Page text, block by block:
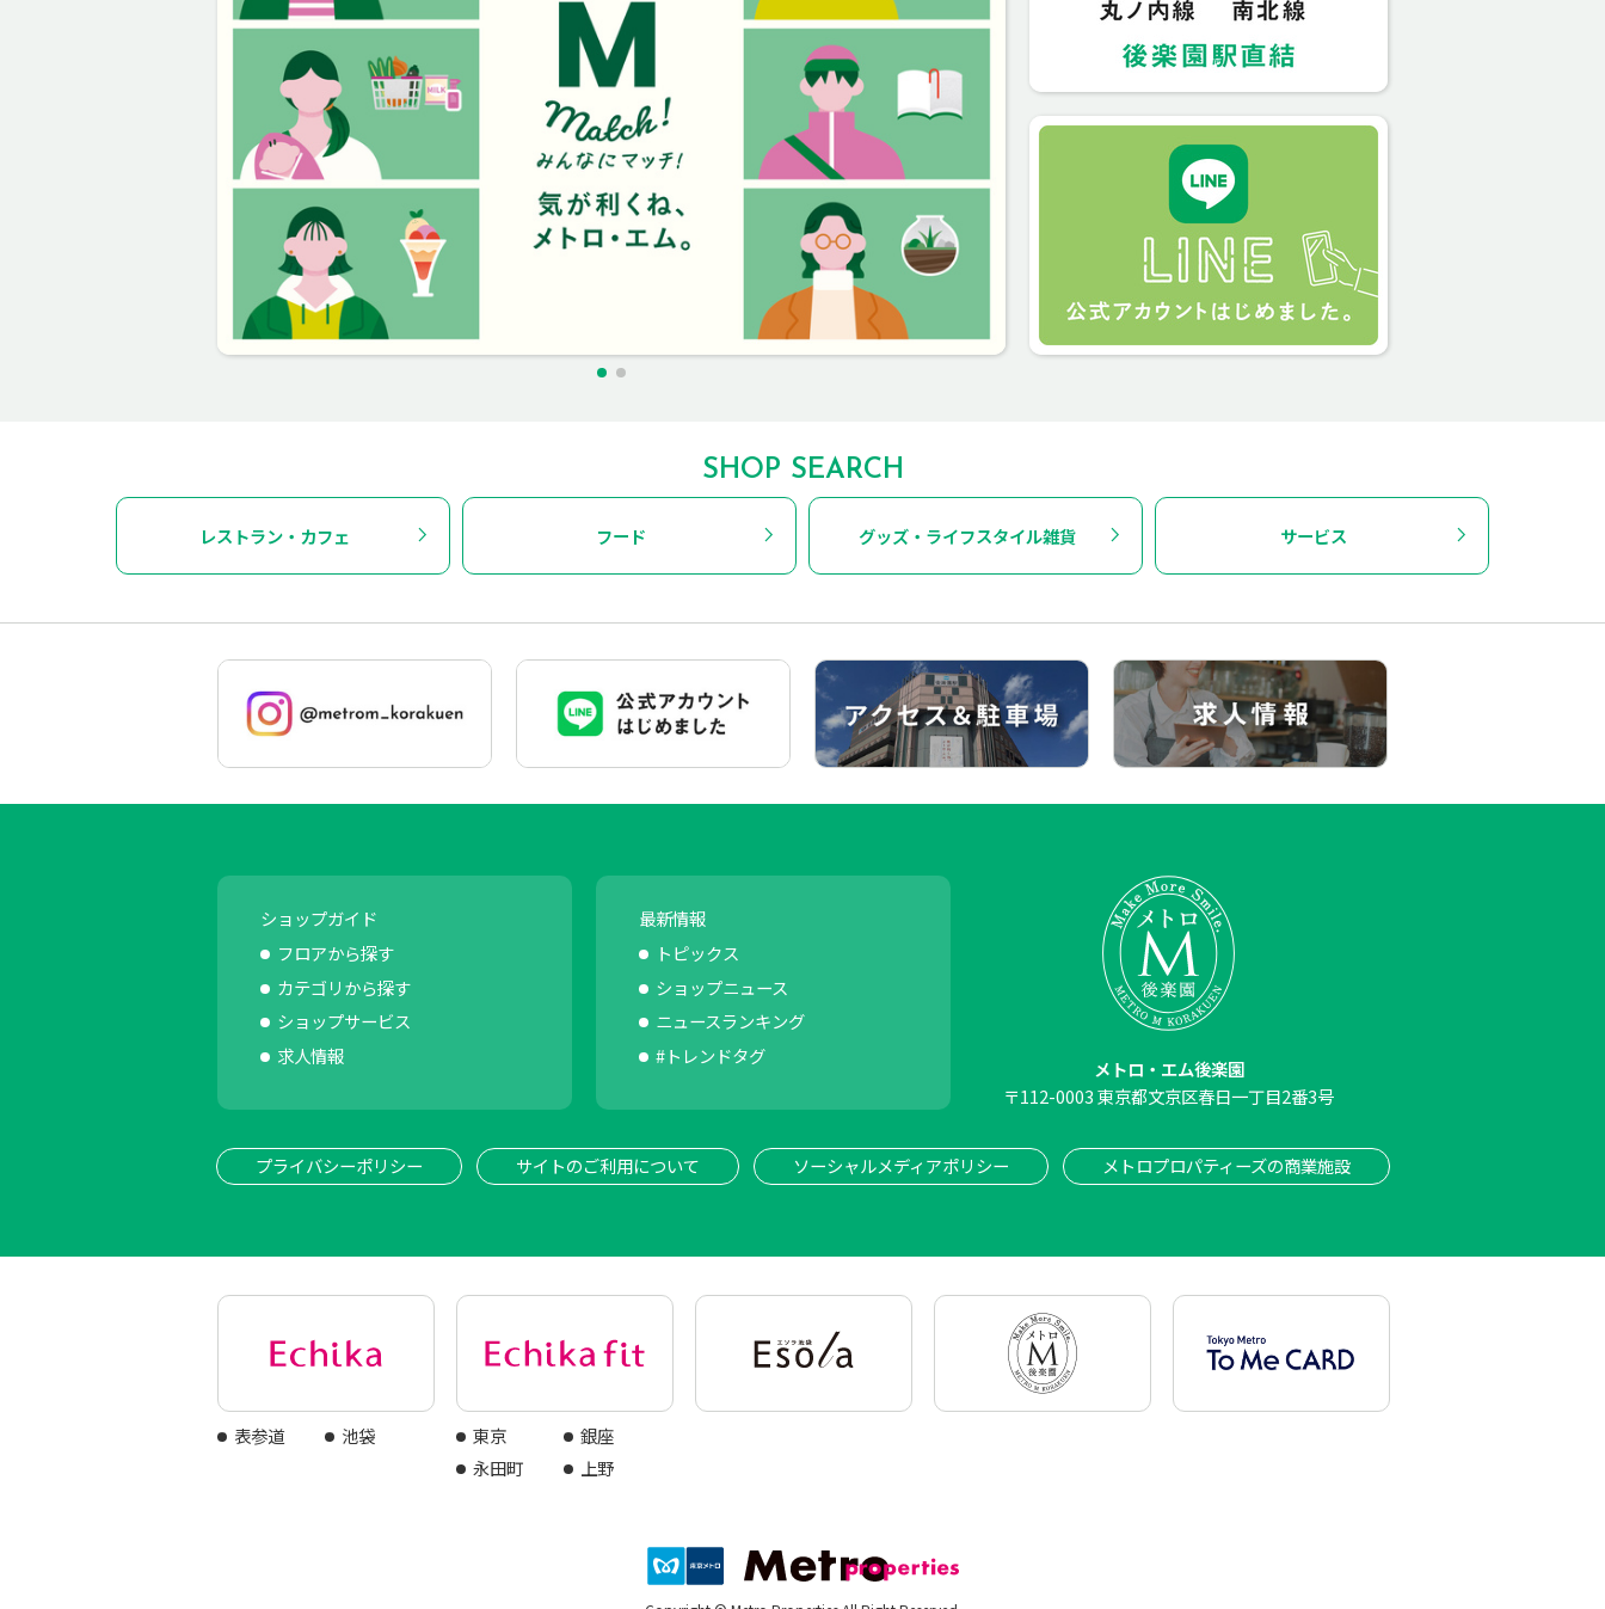
SHOP SEARCH
レストラン・カフェ フード グッズ・ライフスタイル雑貨 サービス
ショップガイド
フロアから探す
カテゴリから探す
ショップサービス
求人情報
最新情報
トピックス
ショップニュース
ニュースランキング
#トレンドタグ
メトロ・エム後楽園
〒112-0003東京都文京区春日一丁目2番3号
プライバシーポリシー サイトのご利用について ソーシャルメディアポリシー メトロプロパティーズの商業施設
表参道 池袋 東京
銀座
永田町
上野